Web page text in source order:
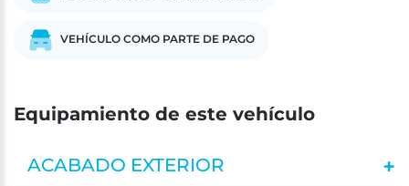
VEHÍCULO COMO PARTE DE PAGO
Equipamiento de este vehículo
ACABADO EXTERIOR